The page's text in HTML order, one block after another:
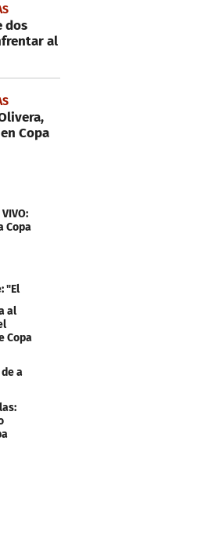
dos
al
Copa
Copa
"El
al
Copa
a